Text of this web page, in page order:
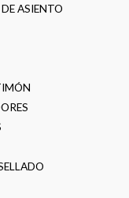
ASIENTO